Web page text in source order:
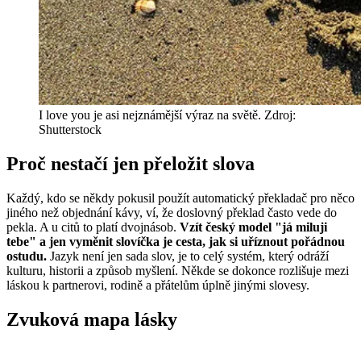
I love you je asi nejznámější výraz na světě. Zdroj:
Shutterstock
Proč nestačí jen přeložit slova
Každý, kdo se někdy pokusil použít automatický překladač pro něco
jiného než objednání kávy, ví, že doslovný překlad často vede do
pekla. A u citů to platí dvojnásob. Vzít český model "já miluji
tebe" a jen vyměnit slovíčka je cesta, jak si uříznout pořádnou
ostudu. Jazyk není jen sada slov, je to celý systém, který odráží
kulturu, historii a způsob myšlení. Někde se dokonce rozlišuje mezi
láskou k partnerovi, rodině a přátelům úplně jinými slovesy.
Zvuková mapa lásky